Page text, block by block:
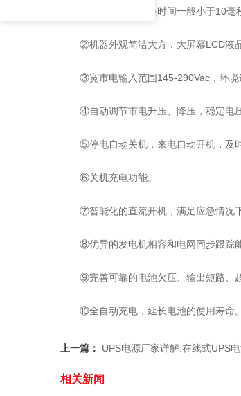
①后备式UPS切换时间一般小于10毫
②机器外观简洁大方，大屏幕LCD液
③宽市电输入范围145-290Vac，环境
④自动调节市电升压、降压，稳定电
⑤停电自动关机，来电自动开机，及
⑥关机充电功能。
⑦智能化的直流开机，满足应急情况
⑧优异的发电机相容和电网同步跟踪
⑨完善可靠的电池欠压、输出短路、
⑩全自动充电，延长电池的使用寿命。
上一篇： UPS电源厂家详解:在线式UPS
相关新闻